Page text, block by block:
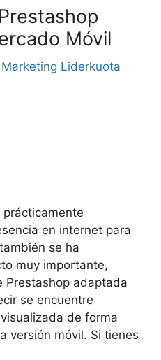
Móvil
Marketing Liderkuota
en internet para
se ha
muy importante,
adaptada
se encuentre
de forma
versión móvil. Si tienes